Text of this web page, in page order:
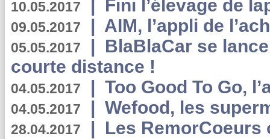
10.05.2017 | Fini l’élevage de
09.05.2017 | AIM, l’appli de
05.05.2017 | BlaBlaCar se
courte distance !
04.05.2017 | Too Good To Go,
04.05.2017 | Wefood, les
28.04.2017 | Les RemorCoeurs